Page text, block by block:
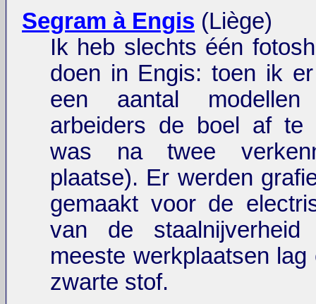
Segram à Engis (Liège)
Ik heb slechts één
doen in Engis: toen ik
een aantal modellen
arbeiders de boel af te
was na twee
plaatse). Er werden
gemaakt voor de
van de
meeste werkplaatsen lag
zwarte stof.